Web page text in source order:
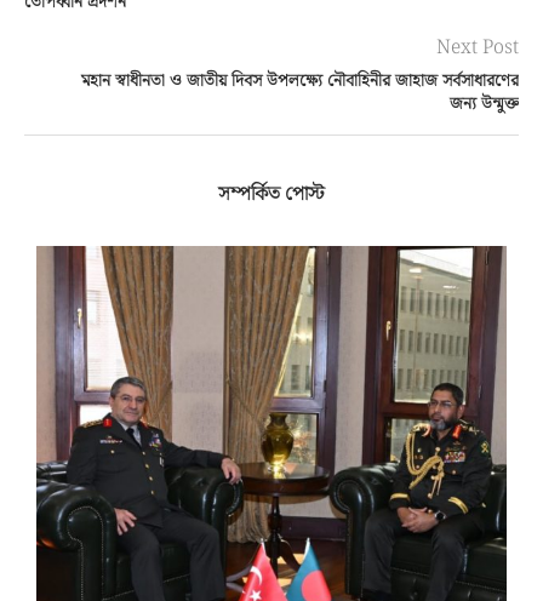
Next Post
মহান স্বাধীনতা ও জাতীয় দিবস উপলক্ষ্যে নৌবাহিনীর জাহাজ সর্বসাধারণের
জন্য উন্মুক্ত
সম্পর্কিত পোস্ট